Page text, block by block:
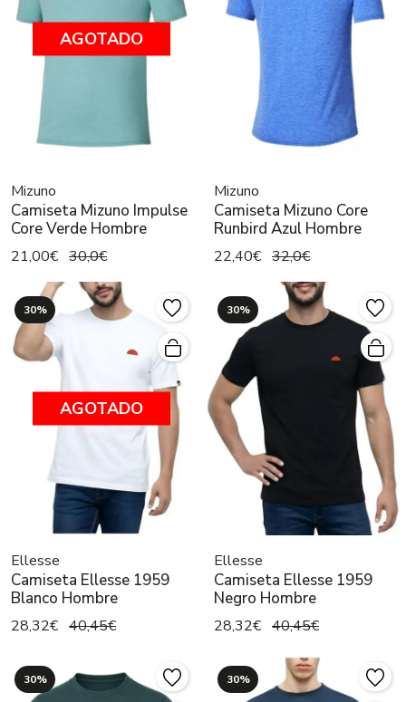
AGOTADO
Mizuno
Camiseta Mizuno Impulse
Core Verde Hombre
21,00€ 30,0€
Mizuno
Camiseta Mizuno Core
Runbird Azul Hombre
22,40€ 32,0€
30%
AGOTADO
Ellesse
Camiseta Ellesse 1959
Blanco Hombre
28,32€ 40,45€
30%
Ellesse
Camiseta Ellesse 1959
Negro Hombre
28,32€ 40,45€
30% 30%